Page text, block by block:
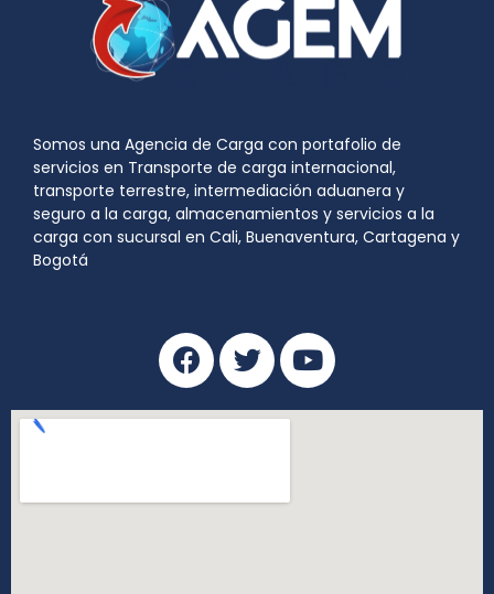
Somos una Agencia de Carga con portafolio de
servicios en Transporte de carga internacional,
transporte terrestre, intermediación aduanera y
seguro a la carga, almacenamientos y servicios a la
carga con sucursal en Cali, Buenaventura, Cartagena y
Bogotá